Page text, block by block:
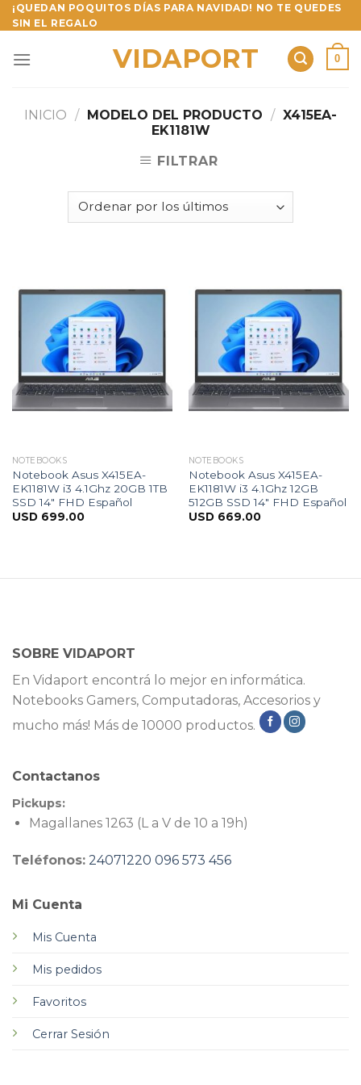
Skip
to
¡QUEDAN POQUITOS DÍAS PARA NAVIDAD! NO TE QUEDES
SIN EL REGALO
VIDAPORT 0
INICIO / MODELO DEL PRODUCTO / X415EA-
EK1181W
FILTRAR
NOTEBOOKS
Notebook Asus X415EA-
EK1181W i3 4.1Ghz 20GB 1TB
SSD 14″ FHD Español
USD 699.00
NOTEBOOKS
Notebook Asus X415EA-
EK1181W i3 4.1Ghz 12GB
512GB SSD 14″ FHD Español
USD 669.00
SOBRE VIDAPORT
En Vidaport encontrá lo mejor en informática.
Notebooks Gamers, Computadoras, Accesorios y
mucho más! Más de 10000 productos.
Mi Cuenta
Mis Cuenta
Mis pedidos
Favoritos
Cerrar Sesión
Contactanos
Pickups:
Magallanes 1263 (L a V de 10 a 19h)
Teléfonos: 24071220 096 573 456